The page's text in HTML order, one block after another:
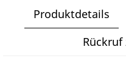
Produktdetails